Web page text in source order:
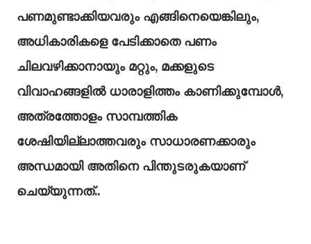
പണമുണ്ടാക്കിയവരും എങ്ങിനെയെങ്കിലും,
അധികാരികളെ പേടിക്കാതെ പണം
ചിലവഴിക്കാനായും മറ്റും, മക്കളുടെ
വിവാഹങ്ങളിൽ ധാരാളിത്തം കാണിക്കുമ്പോൾ,
അത്രത്തോളം സാമ്പത്തിക
ശേഷിയില്ലാത്തവരും സാധാരണക്കാരും
അന്ധമായി അതിനെ പിന്തുടരുകയാണ്
ചെയ്യുന്നത്..